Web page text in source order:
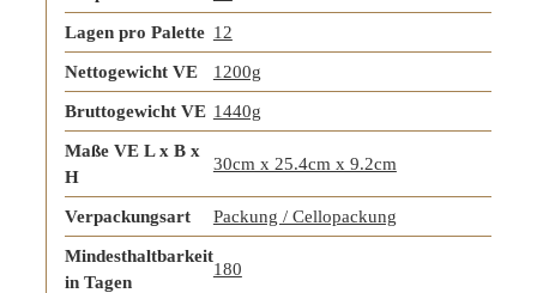
Lagen pro Palette 12
Nettogewicht VE 1200g
Bruttogewicht VE 1440g
Maße VE L x B x
H
30cm x 25.4cm x 9.2cm
Verpackungsart Packung / Cellopackung
Mindesthaltbarkeit
in Tagen
180